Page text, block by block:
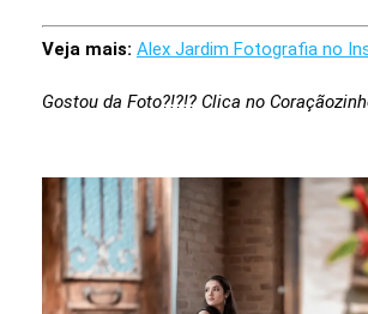
Veja mais: Alex Jardim Fotografia no
Gostou da Foto?!?!? Clica no